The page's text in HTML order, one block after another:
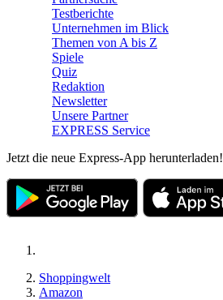
Testberichte
Unternehmen im Blick
Themen von A bis Z
Spiele
Quiz
Redaktion
Newsletter
Unsere Partner
EXPRESS Service
Jetzt die neue Express-App herunterladen!
Shoppingwelt
Amazon